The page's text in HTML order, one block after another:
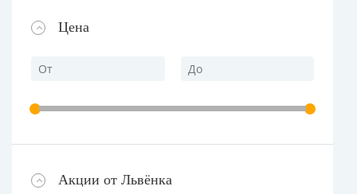
Цена
Акции от Львёнка